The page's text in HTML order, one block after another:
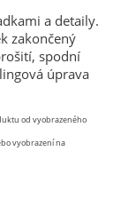
a detaily.
zakončený
spodní
úprava
od vyobrazeného
vyobrazení na